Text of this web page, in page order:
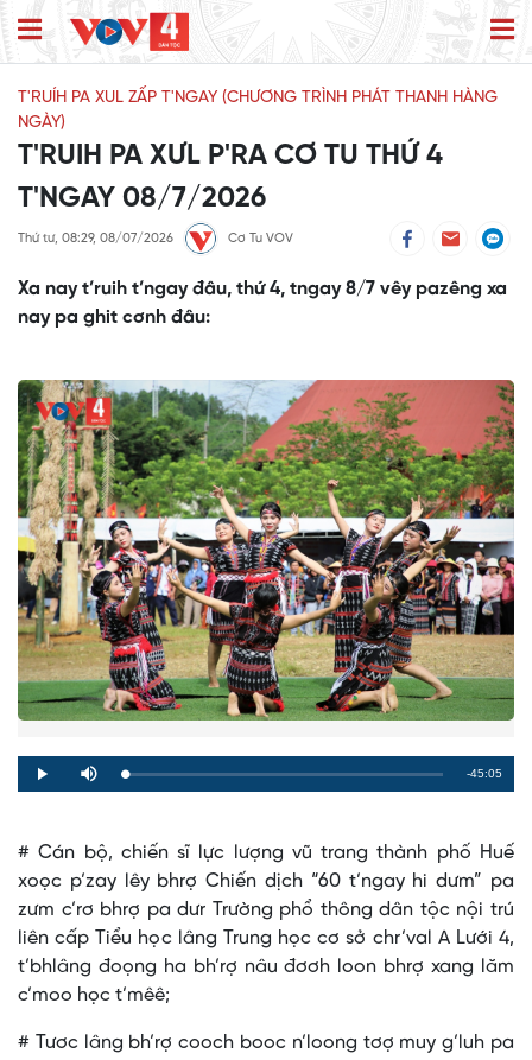
T'RUÍH PA XUL ZẤP T'NGAY (CHƯƠNG TRÌNH PHÁT THANH HÀNG
NGÀY)
T'RUIH PA XƯL P'RA CƠ TU THỨ 4
T'NGAY 08/7/2026
Thứ tư, 08:29, 08/07/2026 Cơ Tu VOV
Xa nay t’ruih t’ngay đâu, thứ 4, tngay 8/7 vêy pazêng xa
nay pa ghit cơnh đâu:
Play Mute Loaded:
0%
Progress:
0%
Remaining
-45:05
# Cán bộ, chiến sĩ lực lượng vũ trang thành phố Huế
xoọc p’zay lêy bhrợ Chiến dịch “60 t’ngay hi dưm” pa
zưm c’rơ bhrợ pa dưr Trường phổ thông dân tộc nội trú
liên cấp Tiểu học lâng Trung học cơ sở chr’val A Lưới 4,
t’bhlâng đoọng ha bh’rợ nâu đơơh loon bhrợ xang lăm
c’moo học t’mêê;
# Tươc lâng bh’rợ cooch booc n’loong tơợ muy g’luh pa